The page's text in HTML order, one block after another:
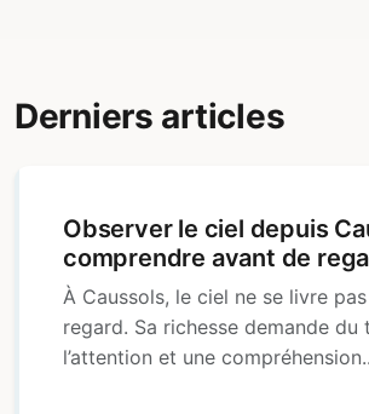
Derniers articles
Observer le ciel depuis
comprendre avant de
À Caussols, le ciel ne se livre pas
regard. Sa richesse demande du
l’attention et une